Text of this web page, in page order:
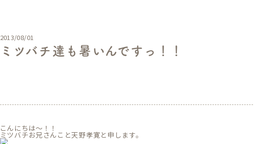
2013/08/01
ミツバチ達も暑いんですっ！！
こんにちは～！！
ミツバチお兄さんこと天野孝寛と申します。